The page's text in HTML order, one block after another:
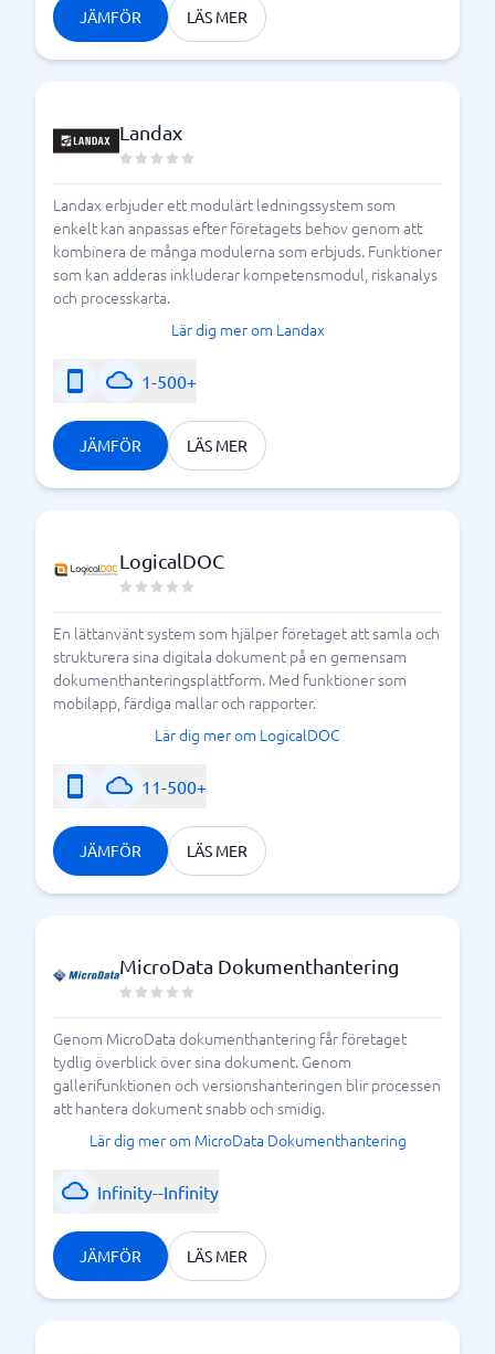
JÄMFÖR LÄS MER
Landax
Landax erbjuder ett modulärt ledningssystem som
enkelt kan anpassas efter företagets behov genom att
kombinera de många modulerna som erbjuds. Funktioner
som kan adderas inkluderar kompetensmodul, riskanalys
och processkarta.
Lär dig mer om Landax
1-500+
JÄMFÖR LÄS MER
LogicalDOC
En lättanvänt system som hjälper företaget att samla och
strukturera sina digitala dokument på en gemensam
dokumenthanteringsplattform. Med funktioner som
mobilapp, färdiga mallar och rapporter.
Lär dig mer om LogicalDOC
11-500+
JÄMFÖR LÄS MER
MicroData Dokumenthantering
Genom MicroData dokumenthantering får företaget
tydlig överblick över sina dokument. Genom
gallerifunktionen och versionshanteringen blir processen
att hantera dokument snabb och smidig.
Lär dig mer om MicroData Dokumenthantering
Infinity--Infinity
JÄMFÖR LÄS MER